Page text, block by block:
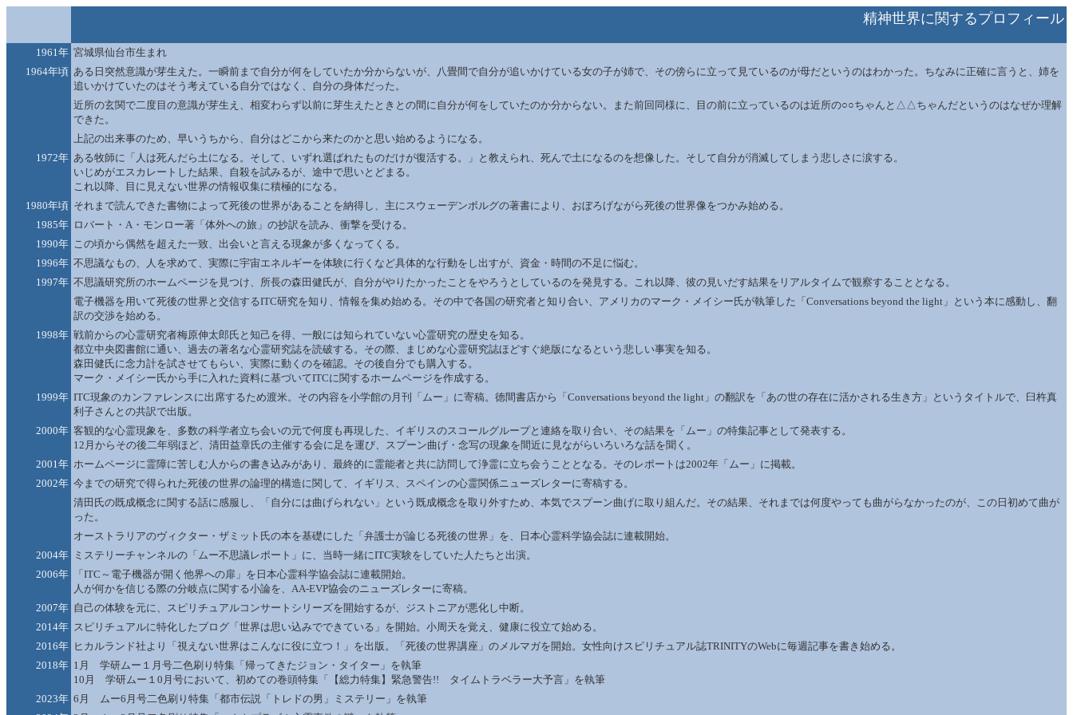
精神世界に関するプロフィール
1961年 宮城県仙台市生まれ
1964年頃 ある日突然意識が芽生えた。一瞬前まで自分が何をしていたか分からないが、八畳間で自分が追いかけている女の子が姉で、その傍らに立って見ているのが母だというのはわかった。ちなみに正確に言うと、姉を
追いかけていたのはそう考えている自分ではなく、自分の身体だった。
近所の玄関で二度目の意識が芽生え、相変わらず以前に芽生えたときとの間に自分が何をしていたのか分からない。また前回同様に、目の前に立っているのは近所の○○ちゃんと△△ちゃんだというのはなぜか理解
できた。
上記の出来事のため、早いうちから、自分はどこから来たのかと思い始めるようになる。
1972年 ある牧師に「人は死んだら土になる。そして、いずれ選ばれたものだけが復活する。」と教えられ、死んで土になるのを想像した。そして自分が消滅してしまう悲しさに涙する。
いじめがエスカレートした結果、自殺を試みるが、途中で思いとどまる。
これ以降、目に見えない世界の情報収集に積極的になる。
1980年頃 それまで読んできた書物によって死後の世界があることを納得し、主にスウェーデンボルグの著書により、おぼろげながら死後の世界像をつかみ始める。
1985年 ロバート・A・モンロー著「体外への旅」の抄訳を読み、衝撃を受ける。
1990年 この頃から偶然を超えた一致、出会いと言える現象が多くなってくる。
1996年 不思議なもの、人を求めて、実際に宇宙エネルギーを体験に行くなど具体的な行動をし出すが、資金・時間の不足に悩む。
1997年 不思議研究所のホームページを見つけ、所長の森田健氏が、自分がやりたかったことをやろうとしているのを発見する。これ以降、彼の見いだす結果をリアルタイムで観察することとなる。
電子機器を用いて死後の世界と交信するITC研究を知り、情報を集め始める。その中で各国の研究者と知り合い、アメリカのマーク・メイシー氏が執筆した「Conversations beyond the light」という本に感動し、翻
訳の交渉を始める。
1998年 戦前からの心霊研究者梅原伸太郎氏と知己を得、一般には知られていない心霊研究の歴史を知る。
都立中央図書館に通い、過去の著名な心霊研究誌を読破する。その際、まじめな心霊研究誌ほどすぐ絶版になるという悲しい事実を知る。
森田健氏に念力計を試させてもらい、実際に動くのを確認。その後自分でも購入する。
マーク・メイシー氏から手に入れた資料に基づいてITCに関するホームページを作成する。
1999年 ITC現象のカンファレンスに出席するため渡米。その内容を小学館の月刊「ムー」に寄稿。徳間書店から「Conversations beyond the light」の翻訳を「あの世の存在に活かされる生き方」というタイトルで、臼杵真
利子さんとの共訳で出版。
2000年 客観的な心霊現象を、多数の科学者立ち会いの元で何度も再現した、イギリスのスコールグループと連絡を取り合い、その結果を「ムー」の特集記事として発表する。
12月からその後二年弱ほど、清田益章氏の主催する会に足を運び、スプーン曲げ・念写の現象を間近に見ながらいろいろな話を聞く。
2001年 ホームページに霊障に苦しむ人からの書き込みがあり、最終的に霊能者と共に訪問して浄霊に立ち会うこととなる。そのレポートは2002年「ムー」に掲載。
2002年 今までの研究で得られた死後の世界の論理的構造に関して、イギリス、スペインの心霊関係ニューズレターに寄稿する。
清田氏の既成概念に関する話に感服し、「自分には曲げられない」という既成概念を取り外すため、本気でスプーン曲げに取り組んだ。その結果、それまでは何度やっても曲がらなかったのが、この日初めて曲が
った。
オーストラリアのヴィクター・ザミット氏の本を基礎にした「弁護士が論じる死後の世界」を、日本心霊科学協会誌に連載開始。
2004年 ミステリーチャンネルの「ムー不思議レポート」に、当時一緒にITC実験をしていた人たちと出演。
2006年
「ITC～電子機器が開く他界への扉」を日本心霊科学協会誌に連載開始。
人が何かを信じる際の分岐点に関する小論を、AA-EVP協会のニューズレターに寄稿。
2007年 自己の体験を元に、スピリチュアルコンサートシリーズを開始するが、ジストニアが悪化し中断。
2014年 スピリチュアルに特化したブログ「世界は思い込みでできている」を開始。小周天を覚え、健康に役立て始める。
2016年 ヒカルランド社より「視えない世界はこんなに役に立つ！」を出版。「死後の世界講座」のメルマガを開始。女性向けスピリチュアル誌TRINITYのWebに毎週記事を書き始める。
2018年 1月 学研ムー１月号二色刷り特集「帰ってきたジョン・タイター」を執筆
10月 学研ムー１0月号において、初めての巻頭特集「【総力特集】緊急警告!! タイムトラベラー大予言」を執筆
2023年 6月 ムー6月号二色刷り特集「都市伝説「トレドの男」ミステリー」を執筆